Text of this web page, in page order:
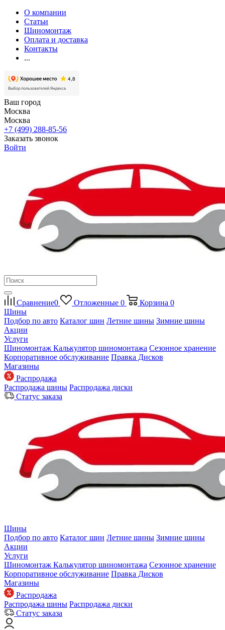
О компании
Статьи
Шиномонтаж
Оплата и доставка
Контакты
...
Ваш город
Москва
Москва
+7 (499) 288-85-56
Заказать звонок
Войти
Сравнение0 Отложенные 0 Корзина 0
Шины
Подбор по авто Каталог шин Летние шины Зимние шины
Акции
Услуги
Шиномонтаж Калькулятор шиномонтажа Сезонное хранение
Корпоративное обслуживание Правка Дисков
Магазины
Распродажа
Распродажа шины Распродажа диски
Статус заказа
Шины
Подбор по авто Каталог шин Летние шины Зимние шины
Акции
Услуги
Шиномонтаж Калькулятор шиномонтажа Сезонное хранение
Корпоративное обслуживание Правка Дисков
Магазины
Распродажа
Распродажа шины Распродажа диски
Статус заказа